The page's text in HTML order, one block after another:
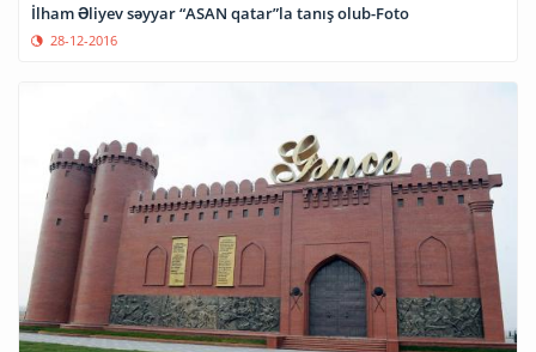
İlham Əliyev səyyar “ASAN qatar”la tanış olub-Foto
28-12-2016